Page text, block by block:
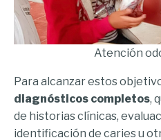
Atención
Para alcanzar estos
diagnósticos completos,
de historias clínicas,
identificación de caries u